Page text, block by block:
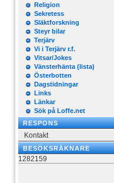
Religion
Sekretess
Släktforskning
Steyr bilar
Terjärv
Vi i Terjärv r.f.
Vitsar/Jokes
Vänsterhänta (lista)
Österbotten
Dagstidningar
Links
Länkar
Sök på Loffe.net
RESPONS
Kontakt
BESÖKSRÄKNARE
1282159